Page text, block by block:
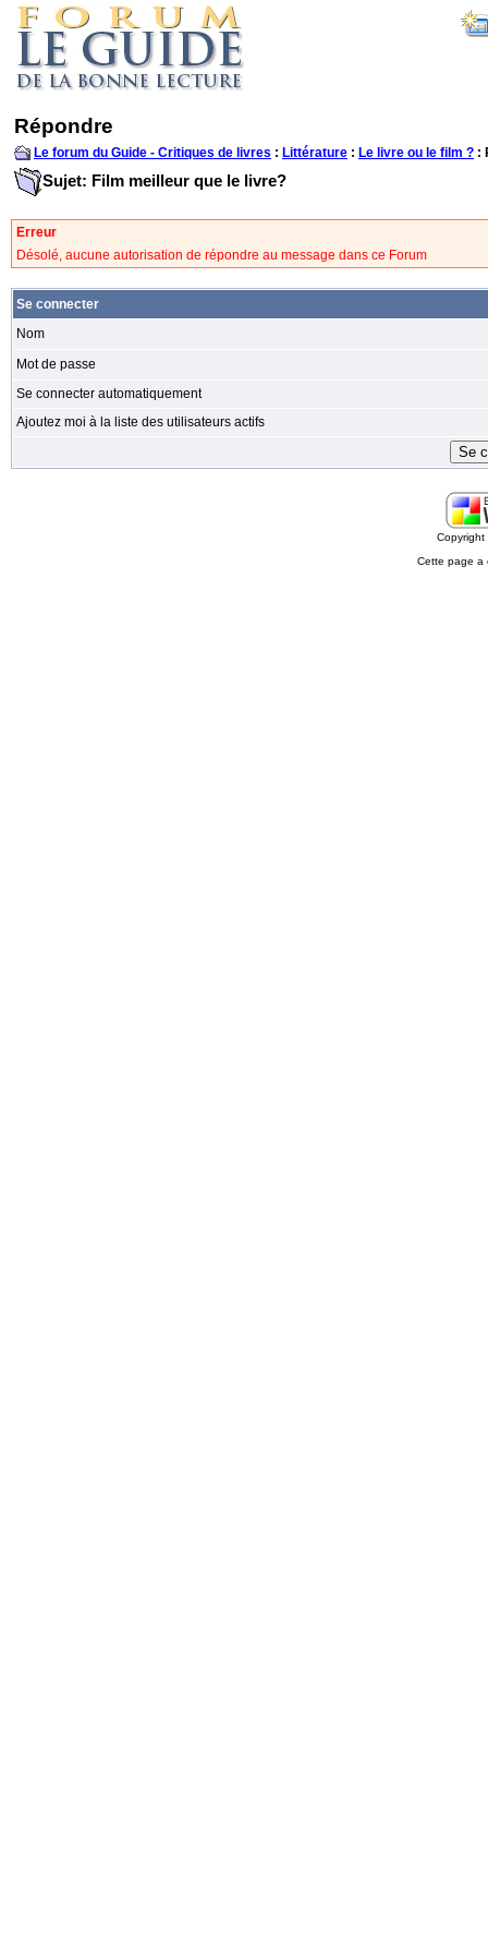
Répondre
Le forum du Guide - Critiques de livres : Littérature : Le livre ou le film ? :
Sujet: Film meilleur que le livre?
Erreur
Désolé, aucune autorisation de répondre au message dans ce Forum
Se connecter
Nom
Mot de passe
Se connecter automatiquement
Ajoutez moi à la liste des utilisateurs actifs
Cette page a